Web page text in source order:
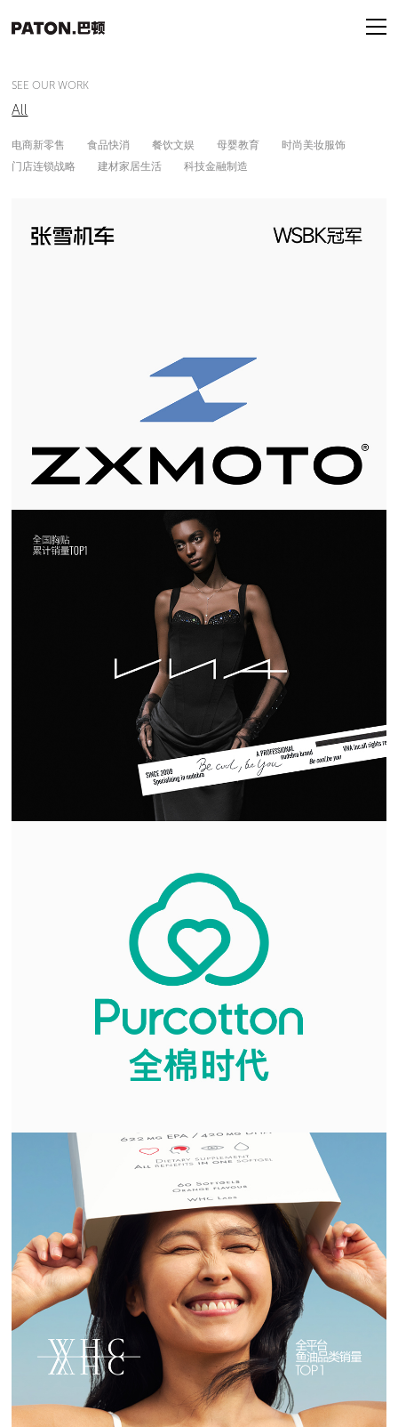
SEE OUR WORK
All
电商新零售 食品快消 餐饮文娱 母婴教育
时尚美妆服饰
门店连锁战略
建材家居生活 科技金融制造